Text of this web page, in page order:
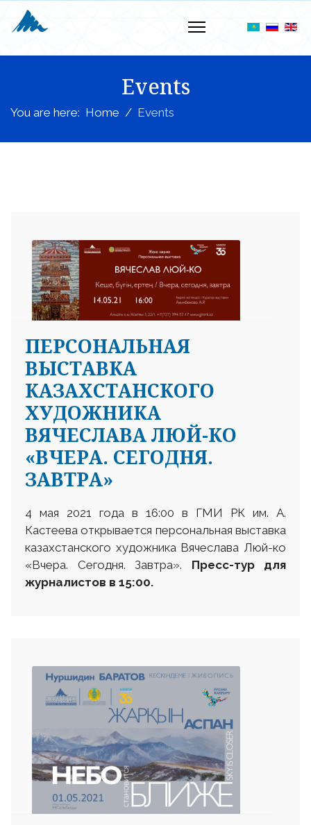
Events
You are here: Home Events
ПЕРСОНАЛЬНАЯ
ВЫСТАВКА
КАЗАХСТАНСКОГО
ХУДОЖНИКА
ВЯЧЕСЛАВА ЛЮЙ-КО
«ВЧЕРА. СЕГОДНЯ.
ЗАВТРА»
4 мая 2021 года в 16:00 в ГМИ РК им. А.
Кастеева открывается персональная выставка
казахстанского художника Вячеслава Люй-ко
«Вчера. Сегодня. Завтра». Пресс-тур для
журналистов в 15:00.